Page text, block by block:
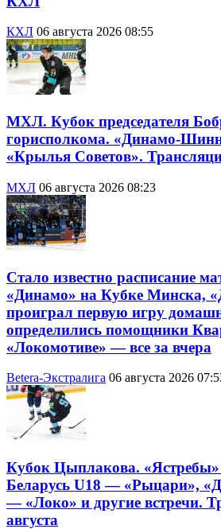
КХЛ 06 августа 2026 08:55
МХЛ. Кубок председателя
горисполкома. «Динамо-
«Крылья Советов».
МХЛ 06 августа 2026 08:23
Стало известно расписание
«Динамо» на Кубке Минска,
проиграл первую игру
определились помощники
«Локомотиве» — все за вчера
Betera-Экстралига 06 августа 2026
Кубок Цыплакова.
Беларусь U18 — «Рыцари»,
— «Локо» и другие встречи.
августа